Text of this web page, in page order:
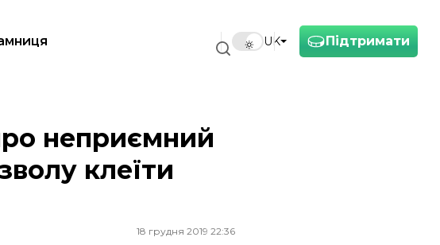
Підтримати
UK
неприємний
клеїти
18 грудня 2019 22:36